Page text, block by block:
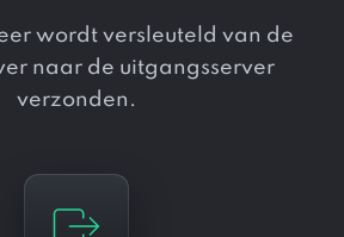
wordt versleuteld van de
naar de uitgangsserver
verzonden.